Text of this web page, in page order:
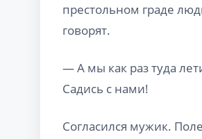
престольном граде
говорят.
— А мы как раз туда
Садись с нами!
Согласился мужик.